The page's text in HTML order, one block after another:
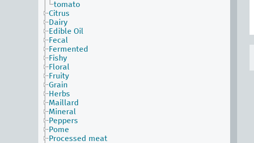
tomato
Citrus
Dairy
Edible Oil
Fecal
Fermented
Fishy
Floral
Fruity
Grain
Herbs
Maillard
Mineral
Peppers
Pome
Processed meat